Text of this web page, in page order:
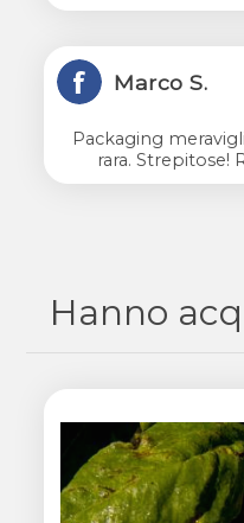
Marco S.
Packaging
rara. Strepitose!
Hanno